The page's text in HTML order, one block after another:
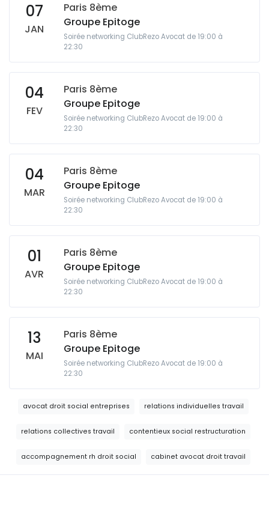
07
JAN
Paris 8ème
Groupe Epitoge
Soirée networking ClubRezo Avocat de 19:00 à
22:30
04
FEV
Paris 8ème
Groupe Epitoge
Soirée networking ClubRezo Avocat de 19:00 à
22:30
04
MAR
Paris 8ème
Groupe Epitoge
Soirée networking ClubRezo Avocat de 19:00 à
22:30
01
AVR
Paris 8ème
Groupe Epitoge
Soirée networking ClubRezo Avocat de 19:00 à
22:30
13
MAI
Paris 8ème
Groupe Epitoge
Soirée networking ClubRezo Avocat de 19:00 à
22:30
avocat droit social entreprises relations individuelles travail
relations collectives travail contentieux social restructuration
accompagnement rh droit social cabinet avocat droit travail